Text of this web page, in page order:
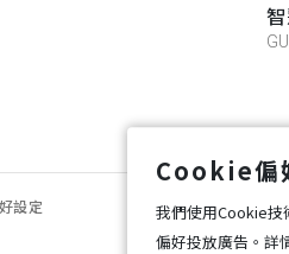
設定
Cookie偏
我們使用Cookie技
偏好投放廣告。詳